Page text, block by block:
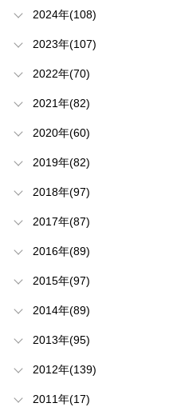
2024年(108)
2023年(107)
2022年(70)
2021年(82)
2020年(60)
2019年(82)
2018年(97)
2017年(87)
2016年(89)
2015年(97)
2014年(89)
2013年(95)
2012年(139)
2011年(17)